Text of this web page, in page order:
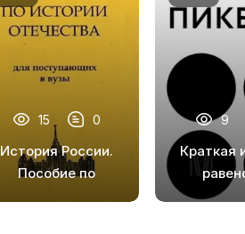
15 0
История России.
Пособие по
9
Краткая